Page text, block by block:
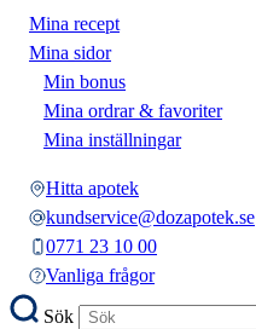
Mina recept
Mina sidor
Min bonus
Mina ordrar & favoriter
Mina inställningar
Hitta apotek
kundservice@dozapotek.se
0771 23 10 00
Vanliga frågor
Sök